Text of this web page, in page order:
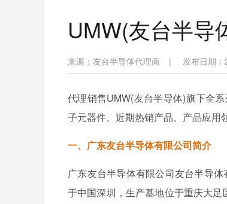
UMW(友台半导
来源： 友台半导体代理商 | 发布日期
代理销售UMW(友台半导体)旗下全
子元器件、近期热销产品、产品应用
一、广东友台半导体有限公司简介
广东友台半导体有限公司友台半导
于中国深圳，生产基地位于重庆大